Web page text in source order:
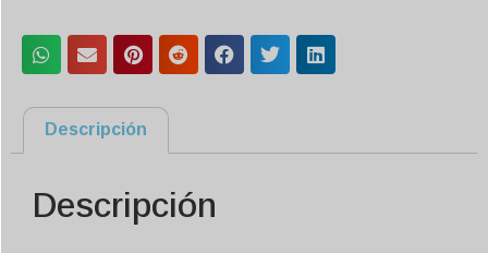
Descripción
Descripción